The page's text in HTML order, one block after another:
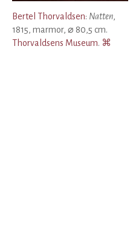
Bertel Thorvaldsen: Natten,
1815, marmor, ⌀ 80,5 cm.
Thorvaldsens Museum. ⌘